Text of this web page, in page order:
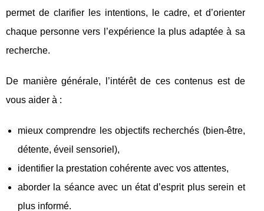
permet de clarifier les intentions, le cadre, et d’orienter
chaque personne vers l’expérience la plus adaptée à sa
recherche.
De manière générale, l’intérêt de ces contenus est de
vous aider à :
mieux comprendre les objectifs recherchés (bien‑être,
détente, éveil sensoriel),
identifier la prestation cohérente avec vos attentes,
aborder la séance avec un état d’esprit plus serein et
plus informé.